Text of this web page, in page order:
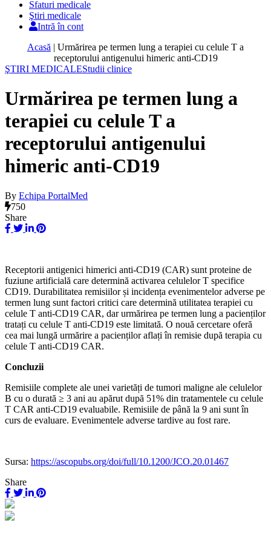
Sfaturi medicale
Ştiri medicale
Intră în cont
Acasă | Urmărirea pe termen lung a terapiei cu celule T a
receptorului antigenului himeric anti-CD19
ŞTIRI MEDICALEStudii clinice
Urmărirea pe termen lung a
terapiei cu celule T a
receptorului antigenului
himeric anti-CD19
By Echipa PortalMed
750
Share
Receptorii antigenici himerici anti-CD19 (CAR) sunt proteine ​​de
fuziune artificială care determină activarea celulelor T specifice
CD19. Durabilitatea remisiilor și incidența evenimentelor adverse pe
termen lung sunt factori critici care determină utilitatea terapiei cu
celule T anti-CD19 CAR, dar urmărirea pe termen lung a pacienților
tratați cu celule T anti-CD19 este limitată. O nouă cercetare oferă
cea mai lungă urmărire a pacienților aflați în remisie după terapia cu
celule T anti-CD19 CAR.
Concluzii
Remisiile complete ale unei varietăți de tumori maligne ale celulelor
B cu o durată ≥ 3 ani au apărut după 51% din tratamentele cu celule
T CAR anti-CD19 evaluabile. Remisiile de până la 9 ani sunt în
curs de evaluare. Evenimentele adverse tardive au fost rare.
Sursa: https://ascopubs.org/doi/full/10.1200/JCO.20.01467
Share